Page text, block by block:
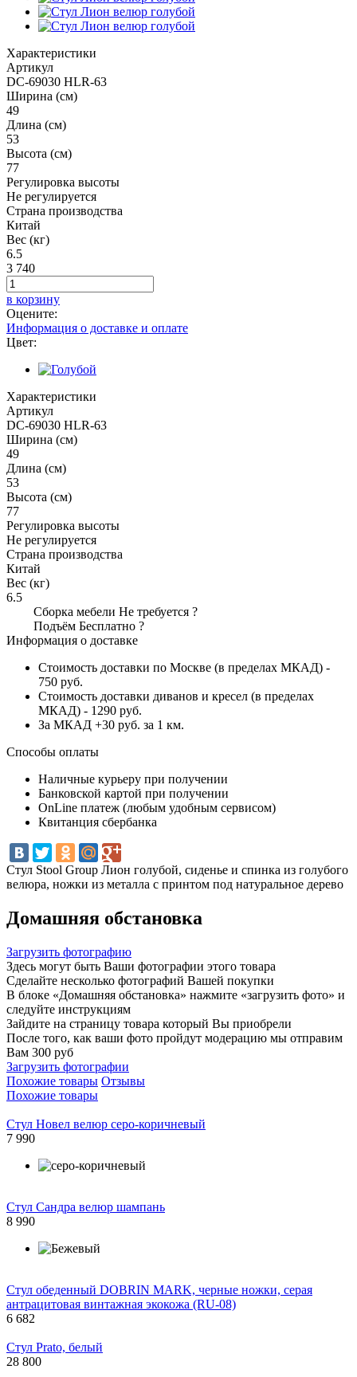
Характеристики
Артикул
DC-69030 HLR-63
Ширина (см)
49
Длина (см)
53
Высота (см)
77
Регулировка высоты
Не регулируется
Страна производства
Китай
Вес (кг)
6.5
3 740
в корзину
Оцените:
Информация о доставке и оплате
Цвет:
Характеристики
Артикул
DC-69030 HLR-63
Ширина (см)
49
Длина (см)
53
Высота (см)
77
Регулировка высоты
Не регулируется
Страна производства
Китай
Вес (кг)
6.5
Сборка мебели Не требуется ?
Подъём Бесплатно ?
Информация о доставке
Стоимость доставки по Москве (в пределах МКАД) -
750 руб.
Стоимость доставки диванов и кресел (в пределах
МКАД) - 1290 руб.
За МКАД +30 руб. за 1 км.
Способы оплаты
Наличные курьеру при получении
Банковской картой при получении
OnLine платеж (любым удобным сервисом)
Квитанция сбербанка
Стул Stool Group Лион голубой, сиденье и спинка из голубого
велюра, ножки из металла с принтом под натуральное дерево
Домашняя обстановка
Загрузить фотографию
Здесь могут быть Ваши фотографии этого товара
Сделайте несколько фотографий Вашей покупки
В блоке «Домашняя обстановка» нажмите «загрузить фото» и
следуйте инструкциям
Зайдите на страницу товара который Вы приобрели
После того, как ваши фото пройдут модерацию мы отправим
Вам 300 руб
Загрузить фотографии
Похожие товары Отзывы
Похожие товары
Стул Новел велюр серо-коричневый
7 990
Стул Сандра велюр шампань
8 990
Стул обеденный DOBRIN MARK, черные ножки, серая
антрацитовая винтажная экокожа (RU-08)
6 682
Стул Prato, белый
28 800